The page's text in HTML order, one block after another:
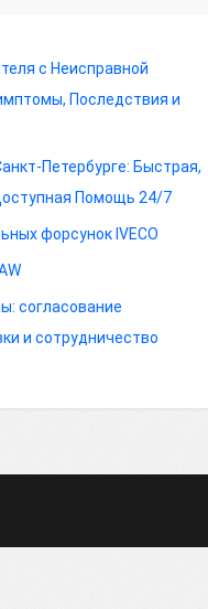
с Неисправной
Последствия и
Петербурге: Быстрая,
Помощь 24/7
форсунок IVECO
согласование
и сотрудничество